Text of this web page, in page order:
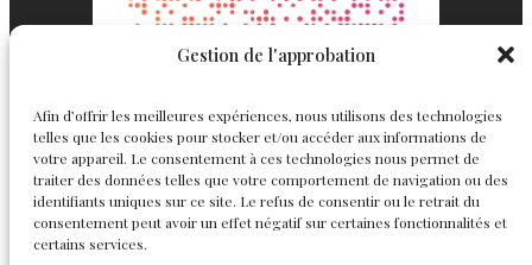
Gestion de l'approbation
Afin d’offrir les meilleures expériences, nous utilisons des technologies
telles que les cookies pour stocker et/ou accéder aux informations de
votre appareil. Le consentement à ces technologies nous permet de
traiter des données telles que votre comportement de navigation ou des
identifiants uniques sur ce site. Le refus de consentir ou le retrait du
consentement peut avoir un effet négatif sur certaines fonctionnalités et
certains services.Englemond